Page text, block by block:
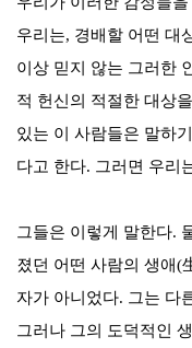
우리는, 경배할 어떤 대
이상 믿지 않는 그러한
적 헌신의 적절한 대상
있는 이 사람들은 말하
다고 한다. 그러면 우리
그들은 이렇게 말한다.
졌던 어떤 사람의 생애(
자가 아니었다. 그는 다
그러나 그의 도덕적인